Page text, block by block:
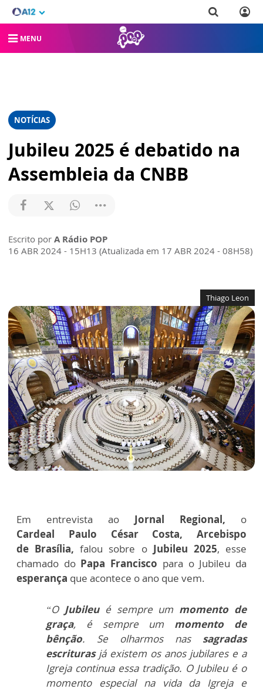
MENU
NOTÍCIAS
Jubileu 2025 é debatido na
Assembleia da CNBB
Escrito por A Rádio POP
16 ABR 2024 - 15H13 (Atualizada em 17 ABR 2024 - 08H58)
Thiago Leon
Em entrevista ao Jornal Regional, o
Cardeal Paulo César Costa, Arcebispo
de Brasília, falou sobre oJubileu 2025, esse
chamado do Papa Francisco para o Jubileu da
esperança que acontece o ano que vem.
“O Jubileu é sempre um momento de
graça, é sempre um momento de
bênção. Se olharmos nas sagradas
escriturasjá existem os anos jubilares e a
Igreja continua essa tradição. O Jubileu é o
momento especial na vida da Igreja e